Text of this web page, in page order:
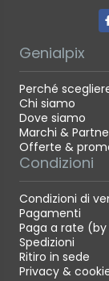
Genialpix
Perché
Chi siamo
Dove siamo
Marchi &
Offerte &
Condizioni
Condizioni di
Pagamenti
Paga a rate (by
Spedizioni
Ritiro in sede
Privacy &